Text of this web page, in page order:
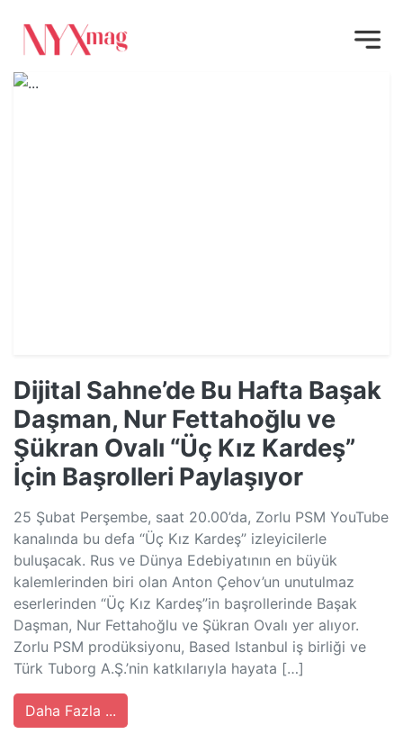
Dijital Sahne’de Bu Hafta Başak
Daşman, Nur Fettahoğlu ve
Şükran Ovalı “Üç Kız Kardeş”
İçin Başrolleri Paylaşıyor
25 Şubat Perşembe, saat 20.00’da, Zorlu PSM YouTube
kanalında bu defa “Üç Kız Kardeş” izleyicilerle
buluşacak. Rus ve Dünya Edebiyatının en büyük
kalemlerinden biri olan Anton Çehov’un unutulmaz
eserlerinden “Üç Kız Kardeş”in başrollerinde Başak
Daşman, Nur Fettahoğlu ve Şükran Ovalı yer alıyor.
Zorlu PSM prodüksiyonu, Based Istanbul iş birliği ve
Türk Tuborg A.Ş.’nin katkılarıyla hayata […]
Daha Fazla ...